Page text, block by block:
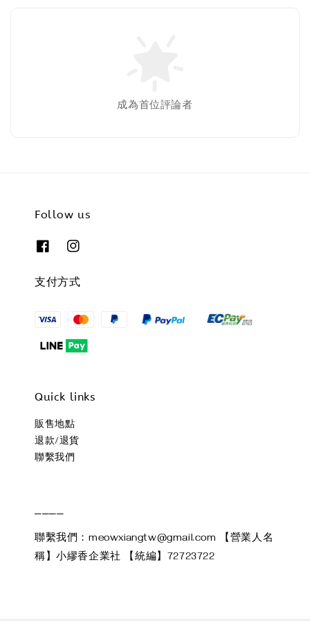
成為首位評論者
Follow us
支付方式
Quick links
販售地點
退款/退貨
聯繫我們
聯繫我們：meowxiangtw@gmail.com 【營業人名
稱】小繆香企業社 【統編】72723722